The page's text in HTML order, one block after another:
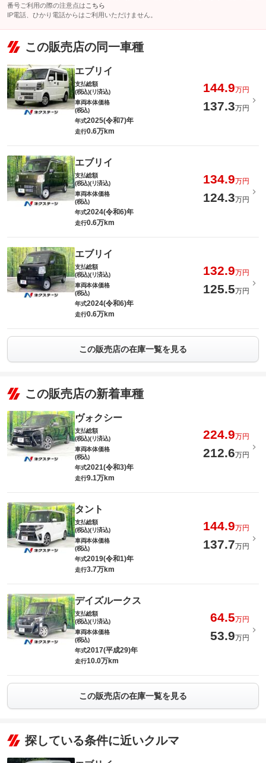
番号ご利用の際の注意点は こちら
IP電話、ひかり電話からはご利用いただけません。
この販売店の同一車種
エブリイ
支払総額
(税込)(リ済込)
144.9万円
車両本体価格
(税込)
137.3万円
年式2025(令和7)年
走行0.6万km
エブリイ
支払総額
(税込)(リ済込)
134.9万円
車両本体価格
(税込)
124.3万円
年式2024(令和6)年
走行0.6万km
エブリイ
支払総額
(税込)(リ済込)
132.9万円
車両本体価格
(税込)
125.5万円
年式2024(令和6)年
走行0.6万km
この販売店の在庫一覧を見る
この販売店の新着車種
ヴォクシー
支払総額
(税込)(リ済込)
224.9万円
車両本体価格
(税込)
212.6万円
年式2021(令和3)年
走行9.1万km
タント
支払総額
(税込)(リ済込)
144.9万円
車両本体価格
(税込)
137.7万円
年式2019(令和1)年
走行3.7万km
デイズルークス
支払総額
(税込)(リ済込)
64.5万円
車両本体価格
(税込)
53.9万円
年式2017(平成29)年
走行10.0万km
この販売店の在庫一覧を見る
探している条件に近いクルマ